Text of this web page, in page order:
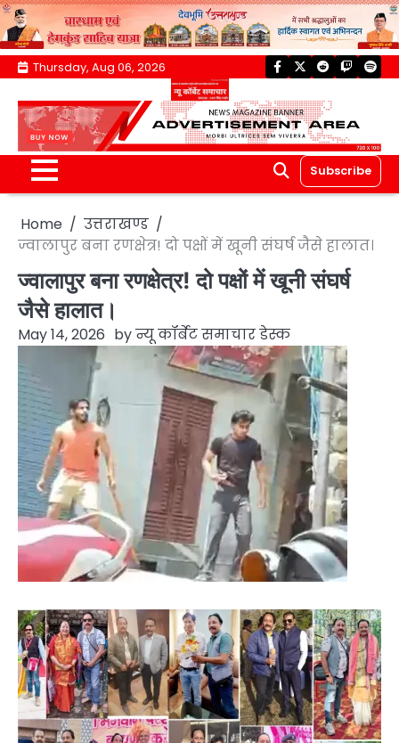
Skip
content
Thursday, Aug 06, 2026 facebook
twitterreddittwitch
Subscribe
Home
उत्तराखण्ड
ज्वालापुर बना रणक्षेत्र! दो पक्षों में खूनी संघर्ष जैसे हालात।
ज्वालापुर बना रणक्षेत्र! दो पक्षों में खूनी संघर्ष
जैसे हालात।
May 14, 2026 byन्यू कॉर्बेट समाचार डेस्क